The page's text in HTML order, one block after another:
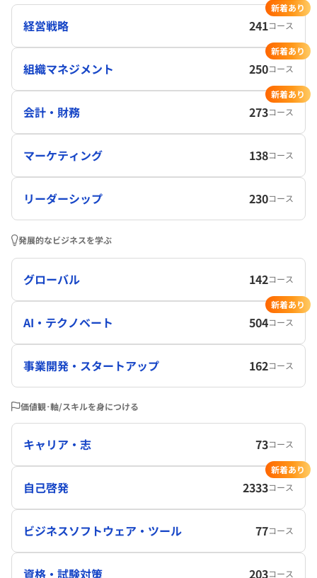
経営戦略 241コース
新着あり
組織マネジメント 250コース
新着あり
会計・財務 273コース
新着あり
マーケティング 138コース
リーダーシップ 230コース
発展的なビジネスを学ぶ
グローバル 142コース
AI・テクノベート 504コース
新着あり
事業開発・スタートアップ 162コース
価値観･軸/スキルを身につける
キャリア・志 73コース
自己啓発 2333コース
新着あり
ビジネスソフトウェア・ツール 77コース
資格・試験対策 203コース